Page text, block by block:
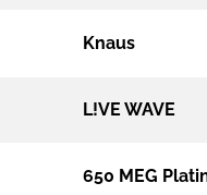
Knaus
L!VE WAVE
650 MEG